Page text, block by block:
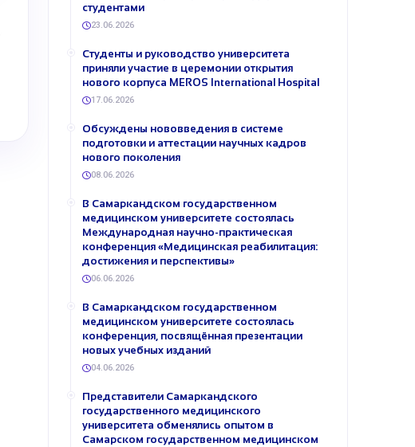
студентами
23.06.2026
Студенты и руководство университета
приняли участие в церемонии открытия
нового корпуса MEROS International Hospital
17.06.2026
Обсуждены нововведения в системе
подготовки и аттестации научных кадров
нового поколения
08.06.2026
В Самаркандском государственном
медицинском университете состоялась
Международная научно-практическая
конференция «Медицинская реабилитация:
достижения и перспективы»
06.06.2026
В Самаркандском государственном
медицинском университете состоялась
конференция, посвящённая презентации
новых учебных изданий
04.06.2026
Представители Самаркандского
государственного медицинского
университета обменялись опытом в
Самарском государственном медицинском